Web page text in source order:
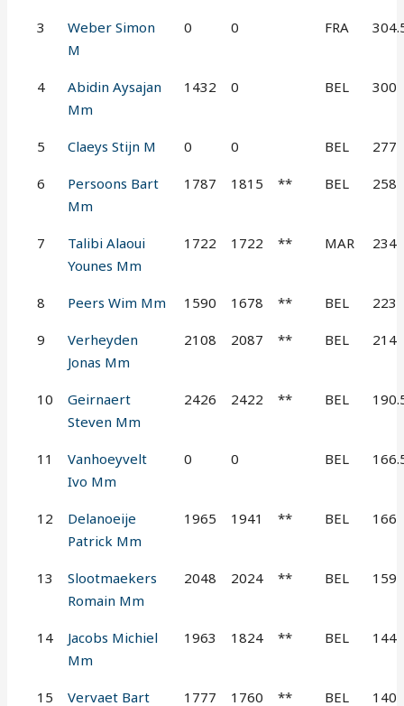
3
Weber Simon
M
0 0 FRA
4
Abidin Aysajan
Mm
1432 0 BEL 300
5 Claeys Stijn M 0 0 BEL 277
6
Persoons Bart
Mm
1787 1815 ** BEL 258
7
Talibi Alaoui
Younes Mm
1722 1722 ** MAR 234
8 Peers Wim Mm 1590 1678 ** BEL 223
9
Verheyden
Jonas Mm
2108 2087 ** BEL 214
10
Geirnaert
Steven Mm
2426 2422 ** BEL
11
Vanhoeyvelt
Ivo Mm
0 0 BEL
12
Delanoeije
Patrick Mm
1965 1941 ** BEL 166
13
Slootmaekers
Romain Mm
2048 2024 ** BEL 159
14
Jacobs Michiel
Mm
1963 1824 ** BEL 144
15
Vervaet Bart
1777 1760 ** BEL 140